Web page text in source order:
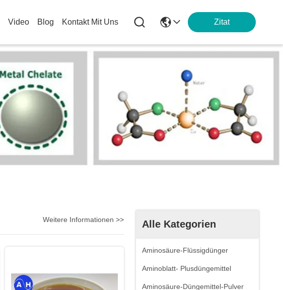
Video Blog Kontakt Mit Uns Zitat
Alle Kategorien
Aminosäure-Flüssigdünger
Aminoblatt- Plusdüngemittel
Aminosäure-Düngemittel-Pulver
Weitere Informationen >>